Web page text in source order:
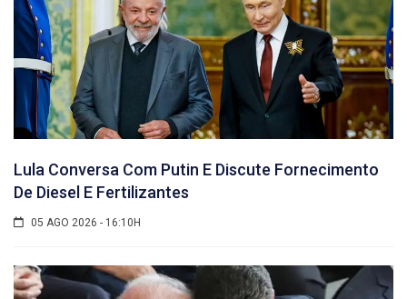
Lula Conversa Com Putin E Discute Fornecimento
De Diesel E Fertilizantes
05 AGO 2026 - 16:10H